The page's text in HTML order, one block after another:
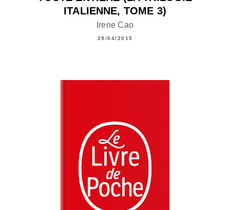
ITALIENNE, TOME 3)
Irene Cao
29/04/2015